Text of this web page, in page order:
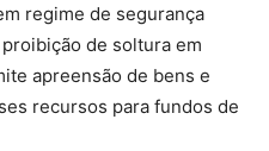
regime de segurança
de soltura em
apreensão de bens e
recursos para fundos de